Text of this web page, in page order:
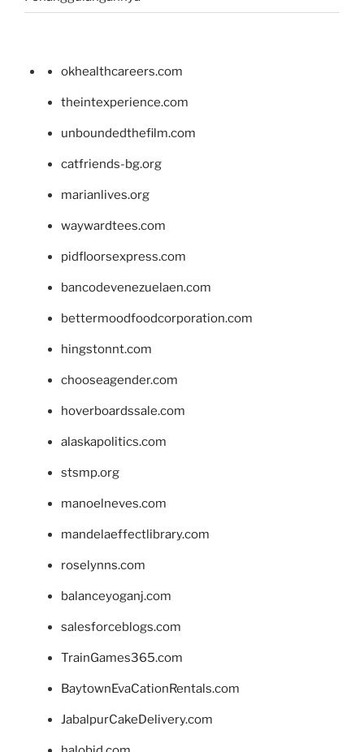
okhealthcareers.com
theintexperience.com
unboundedthefilm.com
catfriends-bg.org
marianlives.org
waywardtees.com
pidfloorsexpress.com
bancodevenezuelaen.com
bettermoodfoodcorporation.com
hingstonnt.com
chooseagender.com
hoverboardssale.com
alaskapolitics.com
stsmp.org
manoelneves.com
mandelaeffectlibrary.com
roselynns.com
balanceyoganj.com
salesforceblogs.com
TrainGames365.com
BaytownEvaCationRentals.com
JabalpurCakeDelivery.com